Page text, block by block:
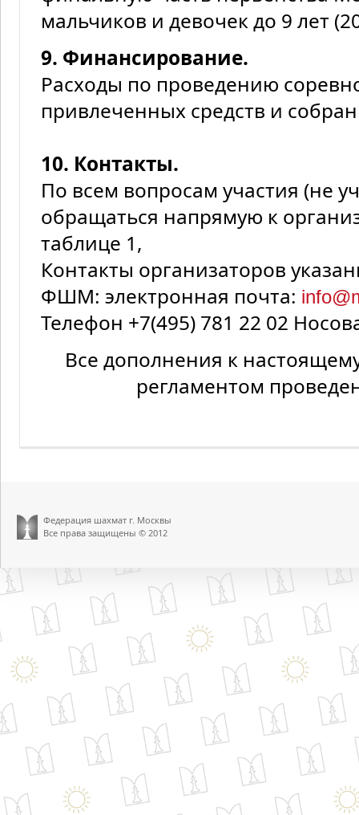
мальчиков и девочек до 9 лет
9. Финансирование.
Расходы по проведению
привлеченных средств и
10. Контакты.
По всем вопросам участия (не
обращаться напрямую к
таблице 1,
Контакты организаторов
ФШМ: электронная почта:
Телефон +7(495) 781 22 02
Все дополнения к
регламентом
Федерация шахмат г. Москвы
Все права защищены © 2012